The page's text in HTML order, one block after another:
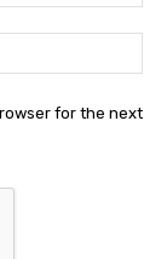
for the next